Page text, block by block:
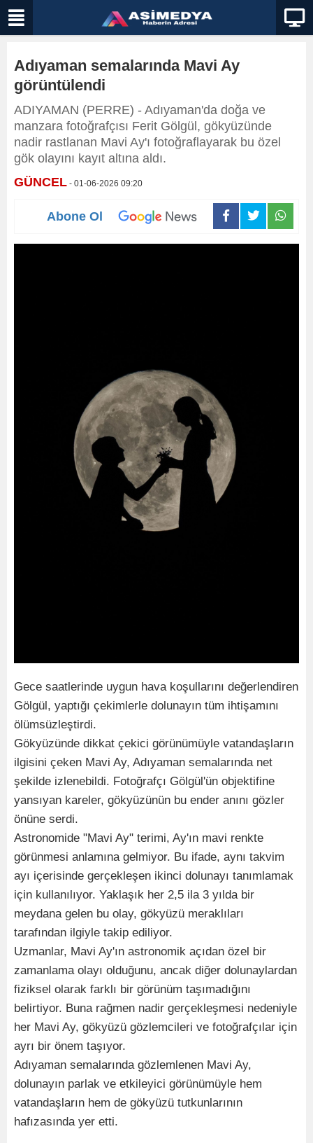
Adıyaman semalarında Mavi Ay
görüntülendi
ADIYAMAN (PERRE) - Adıyaman'da doğa ve
manzara fotoğrafçısı Ferit Gölgül, gökyüzünde
nadir rastlanan Mavi Ay'ı fotoğraflayarak bu özel
gök olayını kayıt altına aldı.
GÜNCEL - 01-06-2026 09:20
Abone Ol
Gece saatlerinde uygun hava koşullarını değerlendiren
Gölgül, yaptığı çekimlerle dolunayın tüm ihtişamını
ölümsüzleştirdi.
Gökyüzünde dikkat çekici görünümüyle vatandaşların
ilgisini çeken Mavi Ay, Adıyaman semalarında net
şekilde izlenebildi. Fotoğrafçı Gölgül'ün objektifine
yansıyan kareler, gökyüzünün bu ender anını gözler
önüne serdi.
Astronomide "Mavi Ay" terimi, Ay'ın mavi renkte
görünmesi anlamına gelmiyor. Bu ifade, aynı takvim
ayı içerisinde gerçekleşen ikinci dolunayı tanımlamak
için kullanılıyor. Yaklaşık her 2,5 ila 3 yılda bir
meydana gelen bu olay, gökyüzü meraklıları
tarafından ilgiyle takip ediliyor.
Uzmanlar, Mavi Ay'ın astronomik açıdan özel bir
zamanlama olayı olduğunu, ancak diğer dolunaylardan
fiziksel olarak farklı bir görünüm taşımadığını
belirtiyor. Buna rağmen nadir gerçekleşmesi nedeniyle
her Mavi Ay, gökyüzü gözlemcileri ve fotoğrafçılar için
ayrı bir önem taşıyor.
Adıyaman semalarında gözlemlenen Mavi Ay,
dolunayın parlak ve etkileyici görünümüyle hem
vatandaşların hem de gökyüzü tutkunlarının
hafızasında yer etti.